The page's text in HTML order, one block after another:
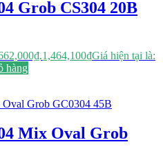
Grob CS304 20B
1,464,100₫Giá hiện tại là:
hàng
Mix Oval Grob